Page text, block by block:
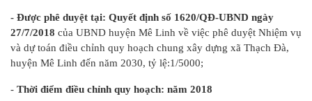
- Được phê duyệt tại: Quyết định số 1620/QĐ-UBND ngày
27/7/2018 của UBND huyện Mê Linh về việc phê duyệt Nhiệm vụ
và dự toán điều chỉnh quy hoạch chung xây dựng xã Thạch Đà,
huyện Mê Linh đến năm 2030, tỷ lệ:1/5000;
- Thời điểm điều chỉnh quy hoạch: năm 2018